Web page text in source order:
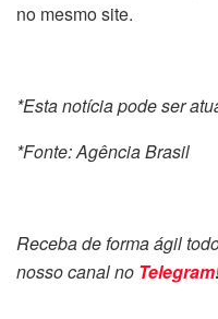
no mesmo site.
*Esta notícia pode ser
*Fonte: Agência Brasil
Receba de forma ágil
nosso canal no Telegram